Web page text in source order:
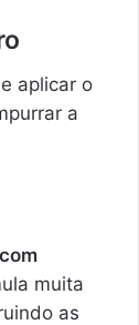
aplicar o
a
muita
as